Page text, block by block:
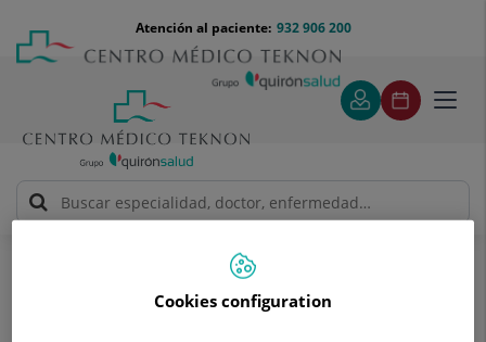
contenido
Menú
teléfono
cabecera
932 906 200
Atención al paciente:
Tratamientos y Especialidades
Cirugía de base de cráneo
Cookies configuration